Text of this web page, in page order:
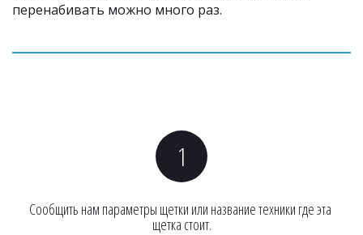
перенабивать можно много раз.
Сообщить нам параметры щетки или название техники где эта
щетка стоит.